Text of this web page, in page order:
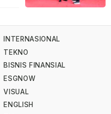
INTERNASIONAL
TEKNO
BISNIS FINANSIAL
ESGNOW
VISUAL
ENGLISH